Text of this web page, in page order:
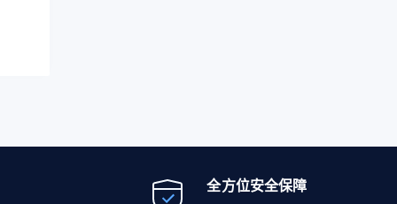
全方位安全保障